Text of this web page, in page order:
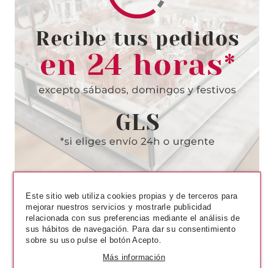
HASK CURL 5 IN 1 LEAVE
SPRAY SIN ACLARADO 175 ML
Pvr 7.99€
-26%
desde
5.95€
HASK
Este sitio web utiliza cookies propias y de terceros para
mejorar nuestros servicios y mostrarle publicidad
relacionada con sus preferencias mediante el análisis de
sus hábitos de navegación. Para dar su consentimiento
sobre su uso pulse el botón Acepto.
Más información